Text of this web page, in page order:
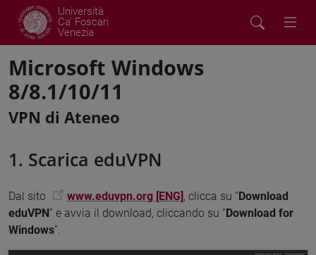
Università
Ca' Foscari
Venezia
Microsoft Windows
8/8.1/10/11
VPN di Ateneo
1. Scarica eduVPN
Dal sito www.eduvpn.org [ENG], clicca su “Download
eduVPN” e avvia il download, cliccando su “Download for
Windows”.